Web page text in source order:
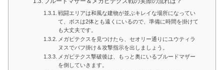
戦闘エリアは和風な建物が並ぶキレイな場所になってい
て、ボスは2体とも遠くにいるので、準備に時間を掛けて
も大丈夫です。
メガピテクスを見つけたら、セオリー通りにユウティラ
ヌスでバフ掛け＆攻撃指示を出しましょう。
メガピテクス撃破後は、もっと奥にいるブルードマザー
を倒していきます。